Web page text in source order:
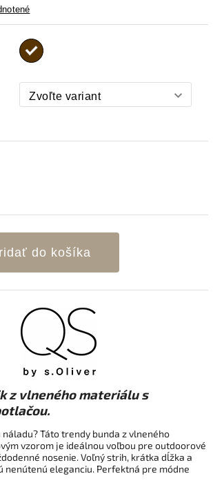
do košíka
z vlneného materiálu s
Táto trendy bunda z vlneného
vzorom je ideálnou voľbou pre outdoorové
nosenie. Voľný strih, krátka dĺžka a
nenútenú eleganciu. Perfektná pre módne